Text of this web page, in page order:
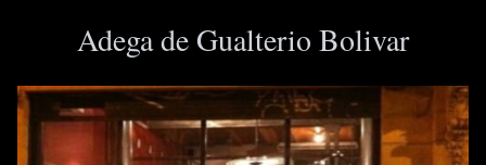
Adega de Gualterio Bolivar